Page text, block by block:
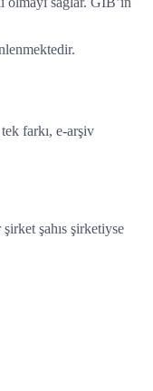
farkı, e-arşiv
şahıs şirketiyse